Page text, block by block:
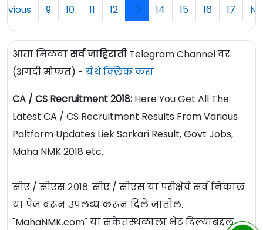
9 10 11 12 13 14 15 16 17
आता मिळवासर्व जाहिरातीTelegram Channel वर
(अगदी मोफत) - येथे क्लिक करा
CA / CS Recruitment 2018: Here You Get All The
Latest CA / CS Recruitment Results From Various
Paltform Updates Liek Sarkari Result, Govt Jobs,
Maha NMK 2018 etc.
सीए / सीएस २०१८: सीए / सीएस या परीक्षेचे सर्व निकाल
या पेज वरून उपलब्ध करून दिले जातील.
"MahaNMK.com" या संकेतस्थळाला भेट दिल्याबद्दल